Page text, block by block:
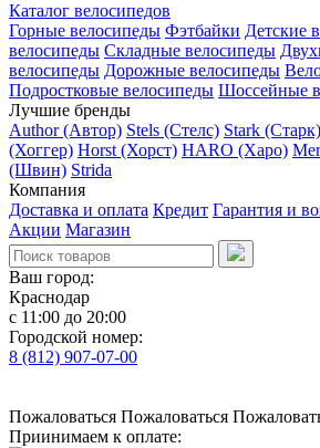
Каталог велосипедов
Горные велосипеды Фэтбайки Детские
велосипеды Складные велосипеды
велосипеды Дорожные велосипеды
Подростковые велосипеды Шоссейные
Лучшие бренды
Author (Автор) Stels (Стелс) Stark (Старк)
(Хоггер) Horst (Хорст) HARO (Харо)
(Швин) Strida
Компания
Доставка и оплата Кредит Гарантия и
Акции Магазин
Ваш город:
Краснодар
с 11:00 до 20:00
Городской номер:
8 (812) 907-07-00
Пожаловаться Пожаловаться
Приинимаем к оплате: